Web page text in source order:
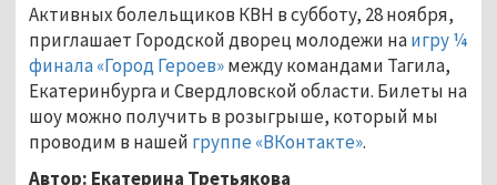
Активных болельщиков КВН в субботу, 28 ноября,
приглашает Городской дворец молодежи наигру ¼
финала «Город Героев»между командами Тагила,
Екатеринбурга и Свердловской области. Билеты на
шоу можно получить в розыгрыше, который мы
проводим в нашей группе «ВКонтакте».
Автор: Екатерина Третьякова